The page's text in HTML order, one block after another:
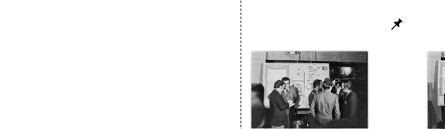
capitão-tenente Carlos de Almada
Pires, entre outros.
Autor:Inácio Ludgero
Inscrições:Marcelo no Alvor;
25/4/75; Agosto 79
Data:sexta, 25 de abril de 1975
Fundo:Inácio Ludgero
Tipo Documental:Fotografias